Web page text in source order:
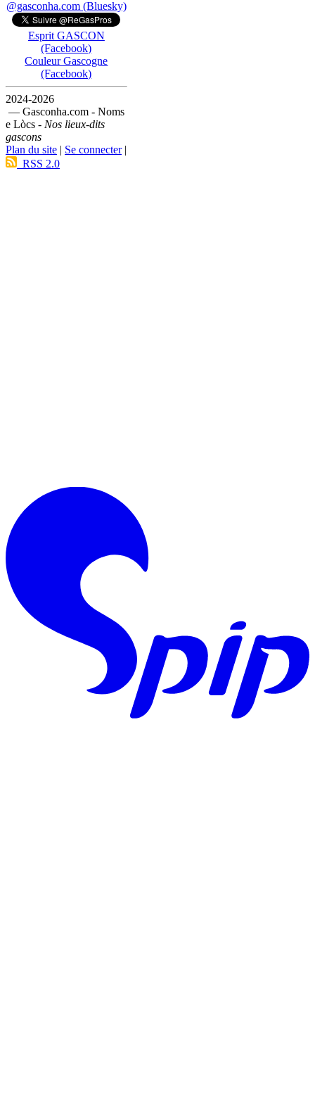
@gasconha.com (Bluesky)
Esprit GASCON
(Facebook)
Couleur Gascogne
(Facebook)
2024-2026
— Gasconha.com - Noms
e Lòcs - Nos lieux-dits
gascons
Plan du site | Se connecter|
RSS 2.0